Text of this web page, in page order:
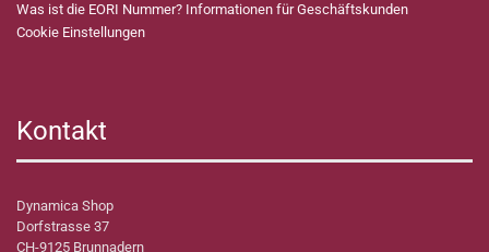
Was ist die EORI Nummer? Informationen für Geschäftskunden
Cookie Einstellungen
Kontakt
Dynamica Shop
Dorfstrasse 37
CH-9125 Brunnadern